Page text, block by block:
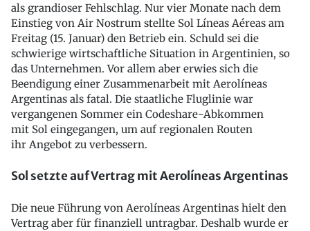
als grandioser Fehlschlag. Nur vier Monate nach dem
Einstieg von Air Nostrum stellte Sol Líneas Aéreas am
Freitag (15. Januar) den Betrieb ein. Schuld sei die
schwierige wirtschaftliche Situation in Argentinien, so
das Unternehmen. Vor allem aber erwies sich die
Beendigung einer Zusammenarbeit mit Aerolíneas
Argentinas als fatal. Die staatliche Fluglinie war
vergangenen Sommer ein Codeshare-Abkommen
mit Sol eingegangen, um auf regionalen Routen
ihr Angebot zu verbessern.
Sol setzte auf Vertrag mit Aerolíneas Argentinas
Die neue Führung von Aerolíneas Argentinas hielt den
Vertrag aber für finanziell untragbar. Deshalb wurde er